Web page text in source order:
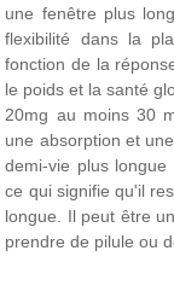
une fenêtre plus
flexibilité dans la
fonction de la
le poids et la santé
20mg au moins 30
une absorption et
demi-vie plus
ce qui signifie qu'il
longue. Il peut être
prendre de pilule ou